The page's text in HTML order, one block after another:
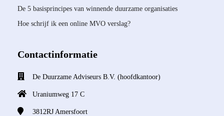
De 5 basisprincipes van winnende duurzame organisaties
Hoe schrijf ik een online MVO verslag?
Contactinformatie
De Duurzame Adviseurs B.V. (hoofdkantoor)
Uraniumweg 17 C
3812RJ Amersfoort